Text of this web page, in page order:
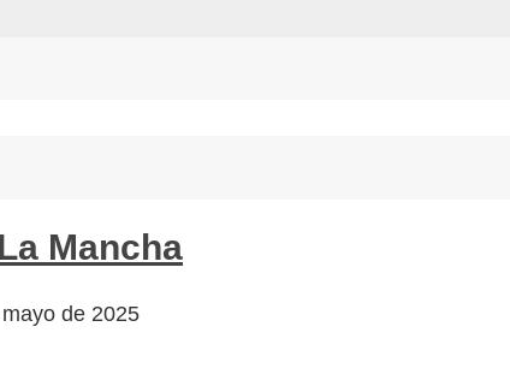
Mancha
de 2025